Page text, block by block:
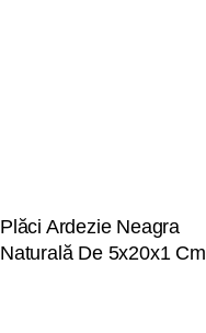
Plăci Ardezie Neagra
Naturală De 5x20x1 Cm